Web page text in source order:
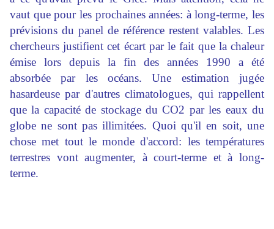
vaut que pour les prochaines années: à long-terme, les
prévisions du panel de référence restent valables. Les
chercheurs justifient cet écart par le fait que la chaleur
émise lors depuis la fin des années 1990 a été
absorbée par les océans. Une estimation jugée
hasardeuse par d'autres climatologues, qui rappellent
que la capacité de stockage du CO2 par les eaux du
globe ne sont pas illimitées. Quoi qu'il en soit, une
chose met tout le monde d'accord: les températures
terrestres vont augmenter, à court-terme et à long-
terme.